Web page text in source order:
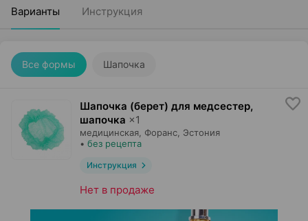
Варианты Инструкция
Все формы Шапочка
Шапочка (берет) для медсестер,
шапочка ×1
медицинская, Форанс , Эстония
• без рецепта
Инструкция
Нет в продаже